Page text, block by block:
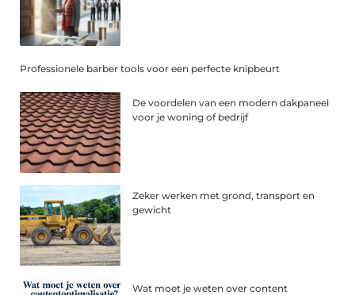
Professionele barber tools voor een perfecte knipbeurt
De voordelen van een modern dakpaneel
voor je woning of bedrijf
Zeker werken met grond, transport en
gewicht
Wat moet je weten over content